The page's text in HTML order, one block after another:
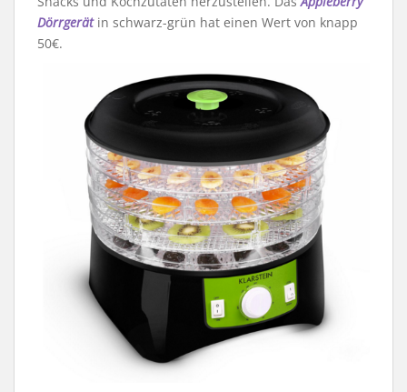
Dörrgerätin schwarz-grün hat einen Wert von knapp
50€.